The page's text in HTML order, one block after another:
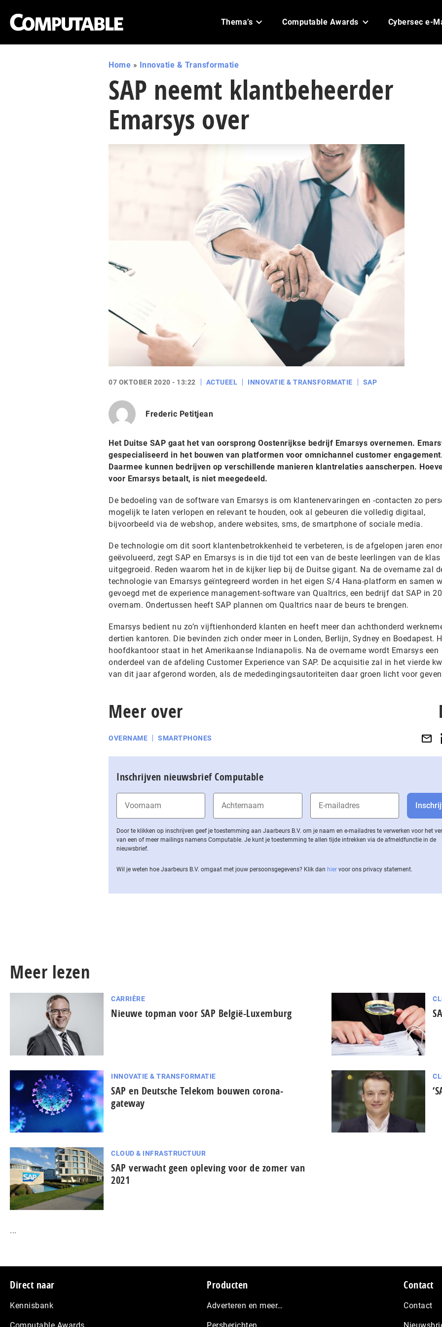
Thema’s Computable Awards Cybersec e-
Home » Innovatie & Transformatie
SAP neemt klantbeheerder
Emarsys over
07 OKTOBER 2020 - 13:22 ACTUEEL INNOVATIE & TRANSFORMATIE SAP
Frederic Petitjean
Het Duitse SAP gaat het van oorsprong Oostenrijkse bedrijf Emarsys overnemen.
gespecialiseerd in het bouwen van platformen voor omnichannel customer
Daarmee kunnen bedrijven op verschillende manieren klantrelaties aanscherpen.
voor Emarsys betaalt, is niet meegedeeld.
De bedoeling van de software van Emarsys is om klantenervaringen en -contacten zo
mogelijk te laten verlopen en relevant te houden, ook al gebeuren die volledig digitaal,
bijvoorbeeld via de webshop, andere websites, sms, de smartphone of sociale media.
De technologie om dit soort klantenbetrokkenheid te verbeteren, is de afgelopen jaren
geëvolueerd, zegt SAP en Emarsys is in die tijd tot een van de beste leerlingen van de klas
uitgegroeid. Reden waarom het in de kijker liep bij de Duitse gigant. Na de overname zal
technologie van Emarsys geïntegreerd worden in het eigen S/4 Hana-platform en samen
gevoegd met de experience management-software van Qualtrics, een bedrijf dat SAP in
overnam. Ondertussen heeft SAP plannen om Qualtrics naar de beurs te brengen.
Emarsys bedient nu zo’n vijftienhonderd klanten en heeft meer dan achthonderd
dertien kantoren. Die bevinden zich onder meer in Londen, Berlijn, Sydney en Boedapest.
hoofdkantoor staat in het Amerikaanse Indianapolis. Na de overname wordt Emarsys een
onderdeel van de afdeling Customer Experience van SAP. De acquisitie zal in het vierde
van dit jaar afgerond worden, als de mededingingsautoriteiten daar groen licht voor
Meer over
OVERNAME SMARTPHONES
Inschrijven nieuwsbrief Computable
Door te klikken op inschrijven geef je toestemming aan Jaarbeurs B.V. om je naam en e-mailadres te verwerken voor het
van een of meer mailings namens Computable. Je kunt je toestemming te allen tijde intrekken via de af­meld­func­tie in de
nieuwsbrief.
Wil je weten hoe Jaarbeurs B.V. omgaat met jouw per­soons­ge­ge­vens? Klik dan hier voor ons privacy statement.
Meer lezen
CARRIÈRE
Nieuwe topman voor SAP België-Luxemburg
INNOVATIE & TRANSFORMATIE
SAP en Deutsche Telekom bouwen corona-
gateway
CLOUD & INFRASTRUCTUUR
SAP verwacht geen opleving voor de zomer van
2021
...
Footer
Direct naar
Kennisbank
Producten
Adverteren en meer…
Contact
Contact